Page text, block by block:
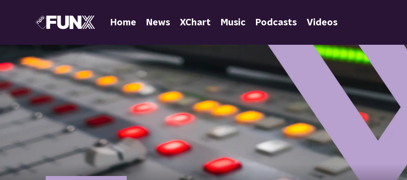
Home News XChart Music Podcasts Videos